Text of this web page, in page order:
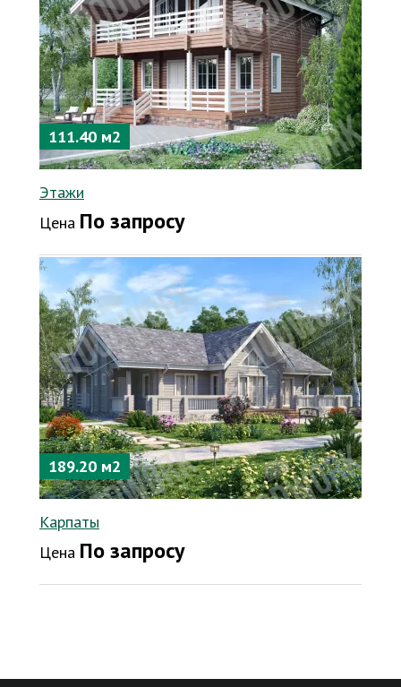
111.40 м2
Этажи
Цена По запросу
189.20 м2
Карпаты
Цена По запросу